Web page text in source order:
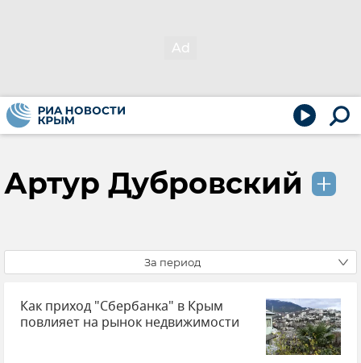
Артур Дубровский
За период
Как приход "Сбербанка" в Крым
повлияет на рынок недвижимости